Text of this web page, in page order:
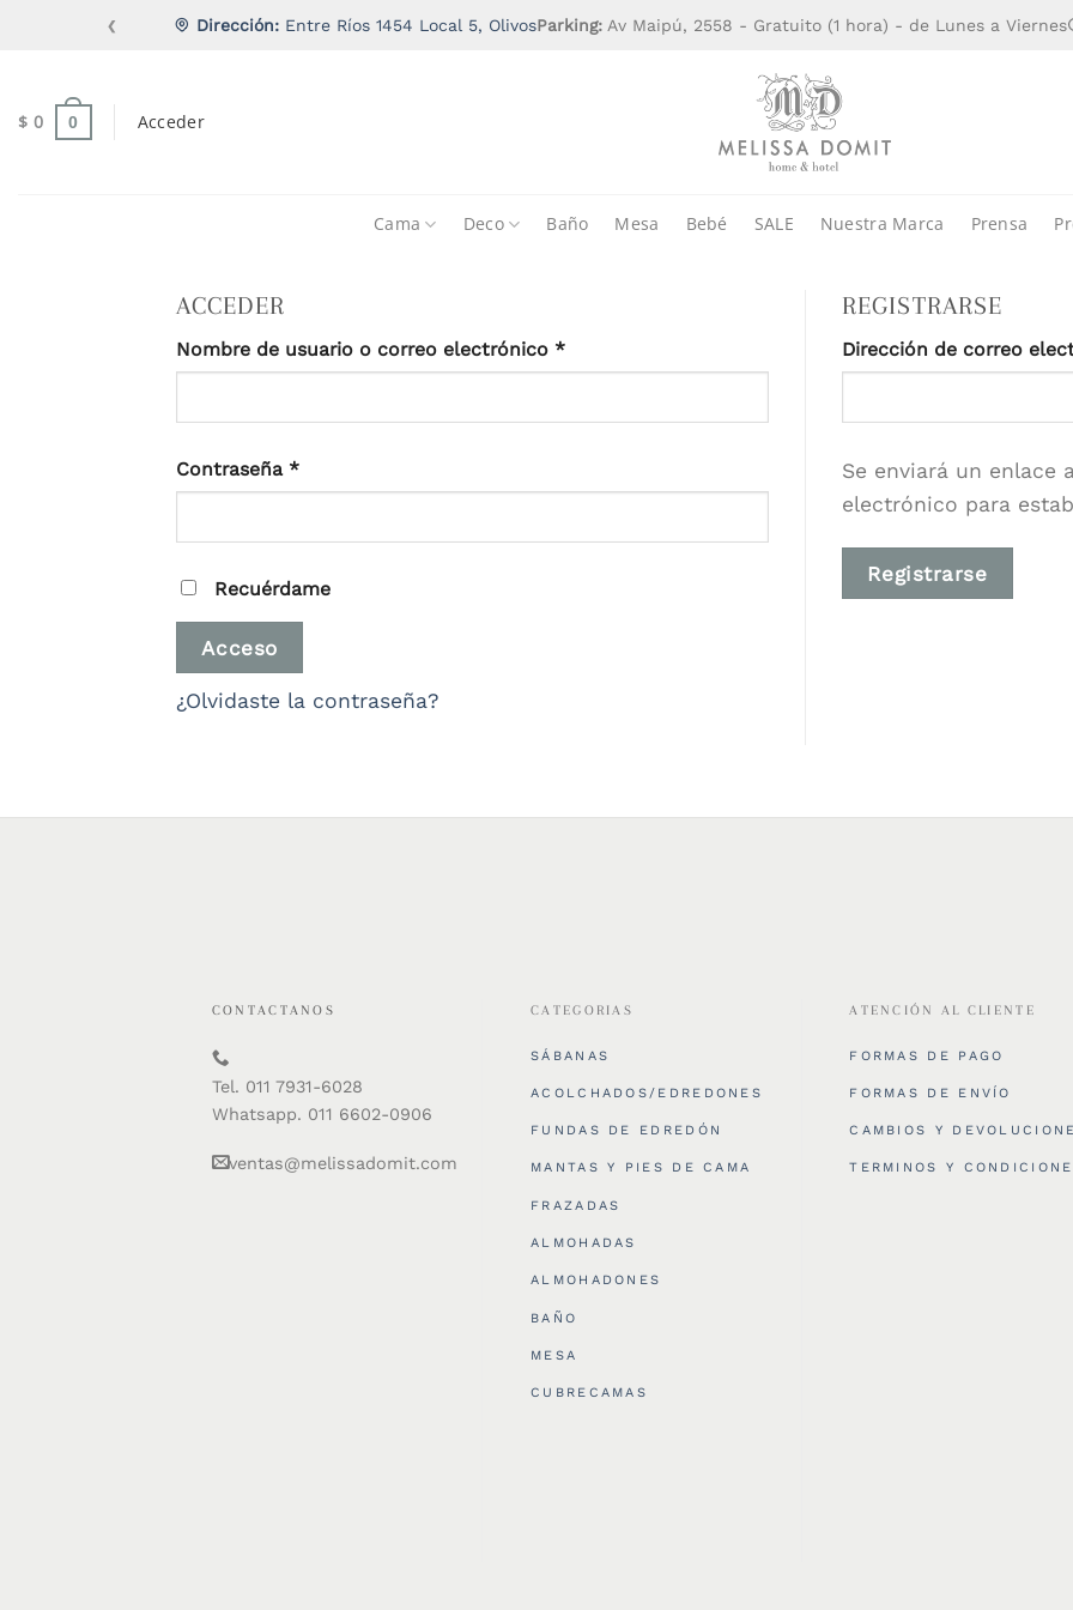
Dirección:Entre Ríos 1454 Local 5, OlivosParking:Av Maipú, 2558 - Gratuito (1 hora) - de Lunes a Viernes
❮
$ 0 0 Acceder
Cama Deco Baño Mesa Bebé SALE Nuestra Marca Prensa
ACCEDER
Nombre de usuario o correo electrónico *Obligatorio
Contraseña *Obligatorio
Recuérdame
Acceso
¿Olvidaste la contraseña?
REGISTRARSE
Dirección de correo
Se enviará un enlace
electrónico para
Registrarse
CONTACTANOS
Tel. 011 7931-6028
Whatsapp. 011 6602-0906
ventas@melissadomit.com
CATEGORIAS
SÁBANAS
ACOLCHADOS/EDREDONES
FUNDAS DE EDREDÓN
MANTAS Y PIES DE CAMA
FRAZADAS
ALMOHADAS
ALMOHADONES
BAÑO
MESA
CUBRECAMAS
ATENCIÓN AL CLIENTE
FORMAS DE PAGO
FORMAS DE ENVÍO
CAMBIOS Y
TERMINOS Y